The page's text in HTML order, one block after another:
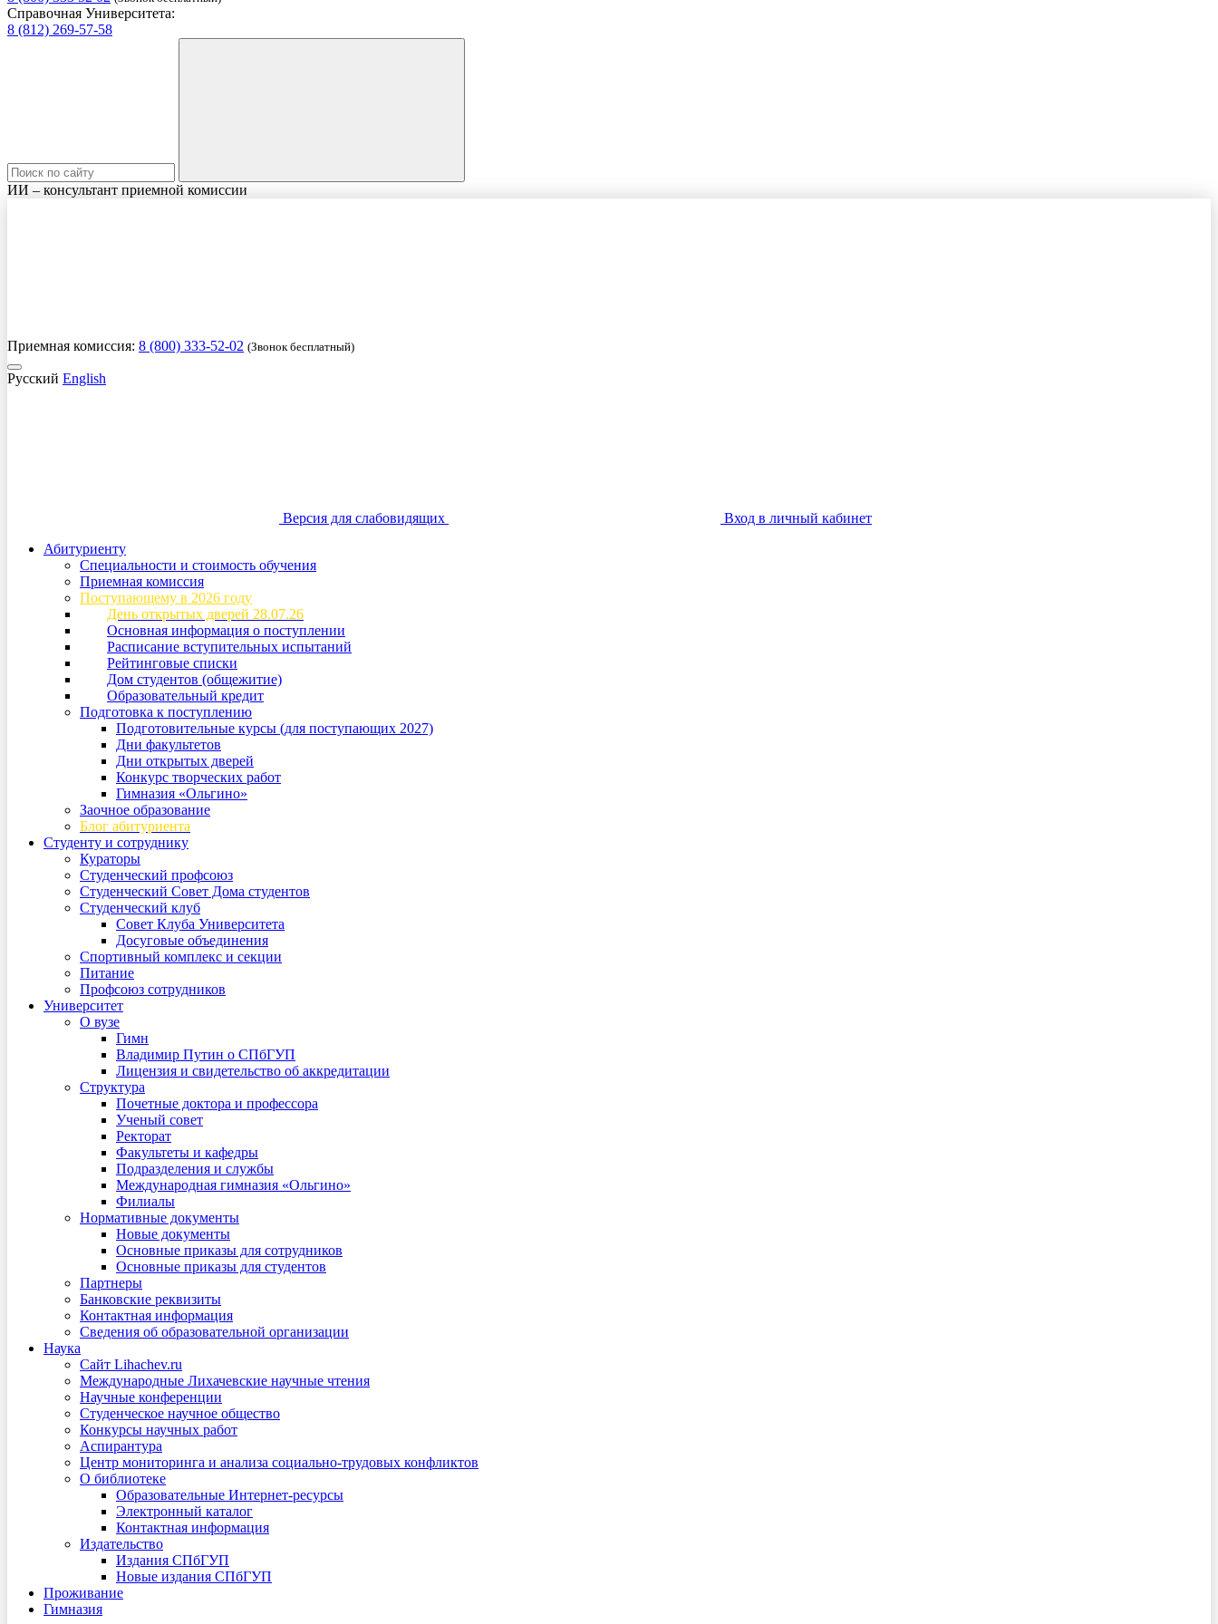
Справочная Университета:
8 (812) 269-57-58
ИИ – консультант приемной комиссии
Приемная комиссия: 8 (800) 333-52-02 (Звонок бесплатный)
Русский English
Версия для слабовидящих
Вход в личный кабинет
Абитуриенту
Специальности и стоимость обучения
Приемная комиссия
Поступающему в 2026 году
День открытых дверей 28.07.26
Основная информация о поступлении
Расписание вступительных испытаний
Рейтинговые списки
Дом студентов (общежитие)
Образовательный кредит
Подготовка к поступлению
Подготовительные курсы (для поступающих 2027)
Дни факультетов
Дни открытых дверей
Конкурс творческих работ
Гимназия «Ольгино»
Заочное образование
Блог абитуриента
Студенту и сотруднику
Кураторы
Студенческий профсоюз
Студенческий Совет Дома студентов
Студенческий клуб
Совет Клуба Университета
Досуговые объединения
Спортивный комплекс и секции
Питание
Профсоюз сотрудников
Университет
О вузе
Гимн
Владимир Путин о СПбГУП
Лицензия и свидетельство об аккредитации
Структура
Почетные доктора и профессора
Ученый совет
Ректорат
Факультеты и кафедры
Подразделения и службы
Международная гимназия «Ольгино»
Филиалы
Нормативные документы
Новые документы
Основные приказы для сотрудников
Основные приказы для студентов
Партнеры
Банковские реквизиты
Контактная информация
Сведения об образовательной организации
Наука
Сайт Lihachev.ru
Международные Лихачевские научные чтения
Научные конференции
Студенческое научное общество
Конкурсы научных работ
Аспирантура
Центр мониторинга и анализа социально-трудовых конфликтов
О библиотеке
Образовательные Интернет-ресурсы
Электронный каталог
Контактная информация
Издательство
Издания СПбГУП
Новые издания СПбГУП
Проживание
Гимназия